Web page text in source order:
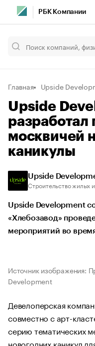
РБК Компании
Главная Upside
Upside
разработал
москвичей
каникулы
Upside
Строительство жилых
Upside Development
«Хлебозавод»
мероприятий во
Источник изображения:
Development
Девелоперская
совместно с арт-
серию тематических
новогодних каникул